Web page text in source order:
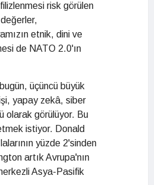
risk görülen
etnik, dini ve
de NATO 2.0'ın
üçüncü büyük
yapay zekâ, siber
olarak görülüyor. Bu
istiyor. Donald
yüzde 2'sinden
artık Avrupa'nın
Asya-Pasifik